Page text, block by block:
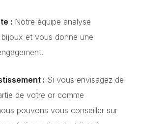
: Notre équipe analyse
et vous donne une
: Si vous envisagez de
de votre or comme
pouvons vous conseiller sur